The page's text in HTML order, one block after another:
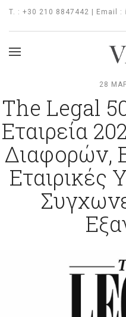
T. : +30 210 8847442 | Email :
28
The Legal
Εταιρεία
Διαφορών,
Εταιρικές